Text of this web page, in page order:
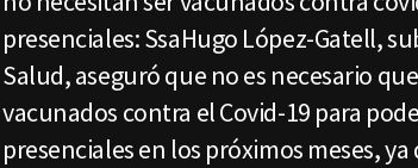
presenciales: SsaHugo López-Gatell,
Salud, aseguró que no es necesario
vacunados contra el Covid-19 para
presenciales en los próximos meses,